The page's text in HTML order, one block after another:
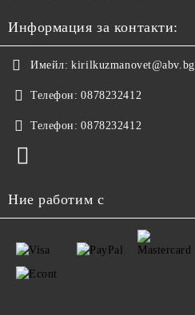
Информация за контакти:
Имейл: kirilkuzmanovet@abv.bg
Телефон: 0878232412
Телефон: 0878232412
Ние работим с